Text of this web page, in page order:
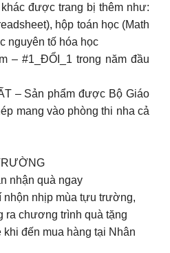
được trang bị thêm như:
hộp toán học (Math
nguyên tố hóa học
– #1_ĐỔI_1 trong năm đầu
– Sản phẩm được Bộ Giáo
mang vào phòng thi nha cả
nhận quà ngay
nhộn nhịp mùa tựu trường,
ra chương trình quà tặng
đến mua hàng tại Nhân